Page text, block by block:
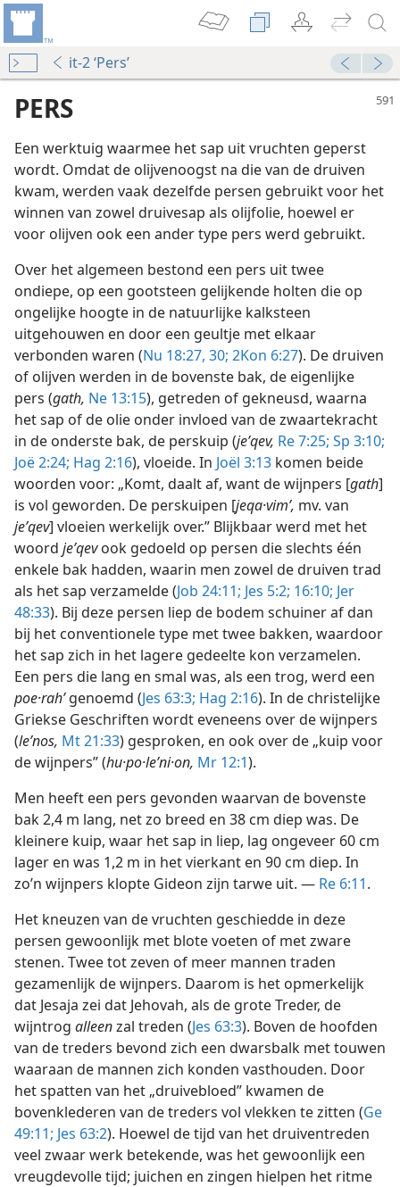
it-2 ‘Pers’
PERS
Een werktuig waarmee het sap uit vruchten geperst
wordt. Omdat de olijvenoogst na die van de druiven
kwam, werden vaak dezelfde persen gebruikt voor het
winnen van zowel druivesap als olijfolie, hoewel er
voor olijven ook een ander type pers werd gebruikt.
Over het algemeen bestond een pers uit twee
ondiepe, op een gootsteen gelijkende holten die op
ongelijke hoogte in de natuurlijke kalksteen
uitgehouwen en door een geultje met elkaar
verbonden waren (Nu 18:27, 30; 2Kon 6:27). De druiven
of olijven werden in de bovenste bak, de eigenlijke
pers (gath, Ne 13:15), getreden of gekneusd, waarna
het sap of de olie onder invloed van de zwaartekracht
in de onderste bak, de perskuip (jeʹqev, Re 7:25; Sp 3:10;
Joë 2:24; Hag 2:16), vloeide. In Joël 3:13 komen beide
woorden voor: „Komt, daalt af, want de wijnpers [gath]
is vol geworden. De perskuipen [jeqa·vimʹ, mv. van
jeʹqev] vloeien werkelijk over.” Blijkbaar werd met het
woord jeʹqevook gedoeld op persen die slechts één
enkele bak hadden, waarin men zowel de druiven trad
als het sap verzamelde (Job 24:11; Jes 5:2; 16:10; Jer
48:33). Bij deze persen liep de bodem schuiner af dan
bij het conventionele type met twee bakken, waardoor
het sap zich in het lagere gedeelte kon verzamelen.
Een pers die lang en smal was, als een trog, werd een
poe·rahʹgenoemd (Jes 63:3; Hag 2:16). In de christelijke
Griekse Geschriften wordt eveneens over de wijnpers
(leʹnos, Mt 21:33) gesproken, en ook over de „kuip voor
de wijnpers” (hu·po·leʹni·on, Mr 12:1).
Men heeft een pers gevonden waarvan de bovenste
bak 2,4 m lang, net zo breed en 38 cm diep was. De
kleinere kuip, waar het sap in liep, lag ongeveer 60 cm
lager en was 1,2 m in het vierkant en 90 cm diep. In
zo’n wijnpers klopte Gideon zijn tarwe uit. — Re 6:11.
Het kneuzen van de vruchten geschiedde in deze
persen gewoonlijk met blote voeten of met zware
stenen. Twee tot zeven of meer mannen traden
gezamenlijk de wijnpers. Daarom is het opmerkelijk
dat Jesaja zei dat Jehovah, als de grote Treder, de
wijntrog alleenzal treden (Jes 63:3). Boven de hoofden
van de treders bevond zich een dwarsbalk met touwen
waaraan de mannen zich konden vasthouden. Door
het spatten van het „druivebloed” kwamen de
bovenklederen van de treders vol vlekken te zitten (Ge
49:11; Jes 63:2). Hoewel de tijd van het druiventreden
veel zwaar werk betekende, was het gewoonlijk een
vreugdevolle tijd; juichen en zingen hielpen het ritme